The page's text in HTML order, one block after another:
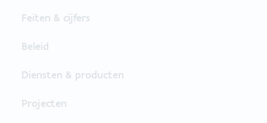
Feiten & cijfers
Beleid
Diensten & producten
Projecten